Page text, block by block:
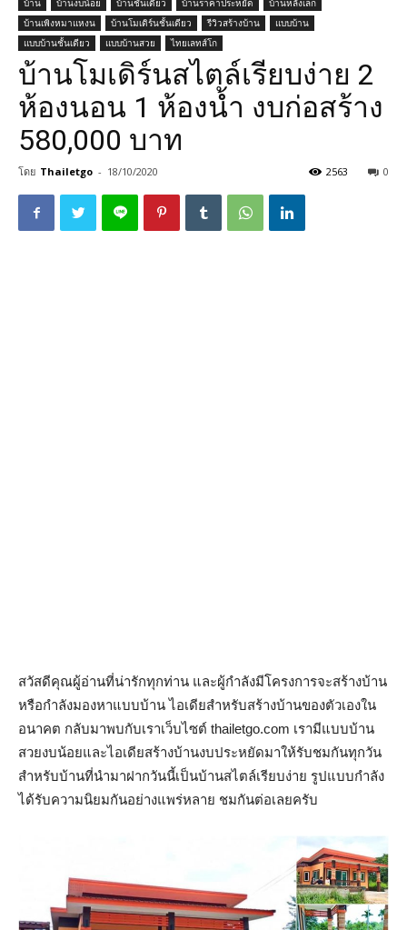
บ้าน บ้านงบน้อย บ้านชั้นเดียว บ้านราคาประหยัด
บ้านหลังเล็ก
บ้านเพิงหมาแหงน
บ้านโมเดิร์นชั้นเดียว รีวิวสร้างบ้าน
แบบบ้าน
แบบบ้านชั้นเดียว
แบบบ้านสวย ไทยเลทส์โก
บ้านโมเดิร์นสไตล์เรียบง่าย 2
ห้องนอน 1 ห้องน้ำ งบก่อสร้าง
580,000 บาท
โดย Thailetgo - 18/10/2020 0
2563
สวัสดีคุณผู้อ่านที่น่ารักทุกท่าน และผู้กำลังมีโครงการจะสร้างบ้าน
หรือกำลังมองหาแบบบ้าน ไอเดียสำหรับสร้างบ้านของตัวเองใน
อนาคต กลับมาพบกับเราเว็บไซต์ thailetgo.com เรามีแบบบ้าน
สวยงบน้อยและไอเดียสร้างบ้านงบประหยัดมาให้รับชมกันทุกวัน
สำหรับบ้านที่นำมาฝากวันนี้เป็นบ้านสไตล์เรียบง่าย รูปแบบกำลัง
ได้รับความนิยมกันอย่างแพร่หลาย ชมกันต่อเลยครับ